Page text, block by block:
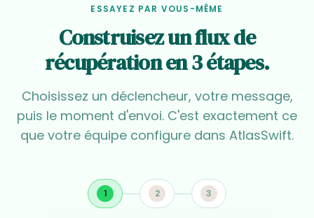
ESSAYEZ PAR VOUS-MÊME
Construisez un flux de
récupération en 3 étapes.
Choisissez un déclencheur, votre message,
puis le moment d'envoi. C'est exactement ce
que votre équipe configure dans AtlasSwift.
1 2 3